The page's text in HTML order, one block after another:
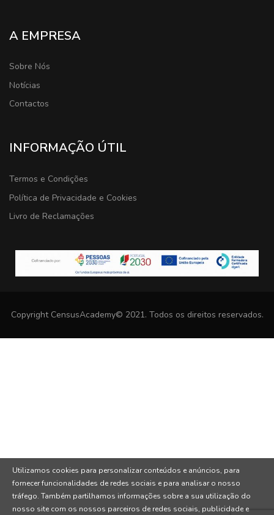
A EMPRESA
Sobre Nós
Notícias
Contactos
INFORMAÇÃO ÚTIL
Termos e Condições
Política de Privacidade e Cookies
Livro de Reclamações
Copyright CensusAcademy© 2021. Todos os direitos reservados.
Utilizamos cookies para personalizar conteúdos e anúncios, para
fornecer funcionalidades de redes sociais e para analisar o nosso
tráfego. Também partilhamos informações sobre a sua utilização do
nosso site com os nossos parceiros de redes sociais, publicidade e